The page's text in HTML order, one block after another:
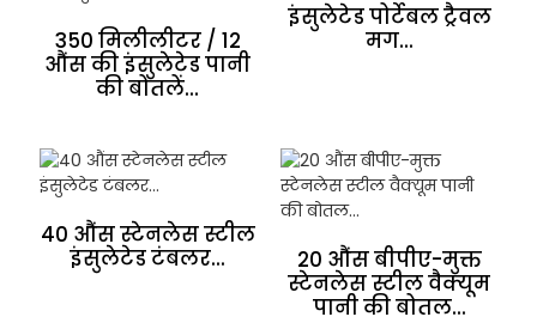
350 मिलीलीटर / 12
औंस की इंसुलेटेड पानी
की बोतलें...
इंसुलेटेड पोर्टेबल ट्रैवल
मग...
40 औंस स्टेनलेस स्टील
इंसुलेटेड टंबलर...
20 औंस बीपीए-मुक्त
स्टेनलेस स्टील वैक्यूम
पानी की बोतल...